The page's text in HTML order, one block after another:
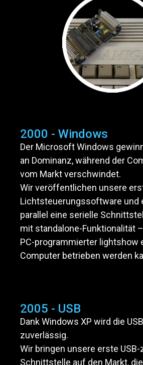
2000 - Windows
Der Microsoft Windows
an Dominanz, während der
vom Markt verschwindet.
Wir veröffentlichen unsere
Lichtsteuerungssoftware und
parallel eine serielle
mit standalone-Funktionalität
PC-programmierter lightshow
Computer betrieben werden
2005 - USB
Dank Windows XP wird die
zuverlässig.
Wir bringen unsere erste USB-
Schnittstelle auf den Markt,